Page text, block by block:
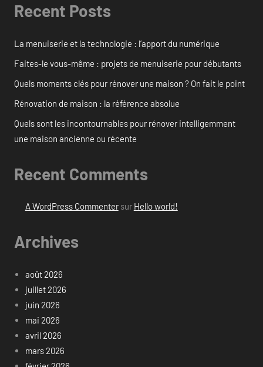
Recent Posts
La menuiserie et la technologie : l’apport du numérique
Faites-le vous-même : projets de menuiserie pour débutants
Quels moments clés pour rénover une maison ? On fait le point
Rénovation de maison : la référence absolue
Quels sont les incontournables pour rénover intelligemment
une maison ancienne ou récente
Recent Comments
A WordPress Commentersur Hello world!
Archives
août 2026
juillet 2026
juin 2026
mai 2026
avril 2026
mars 2026